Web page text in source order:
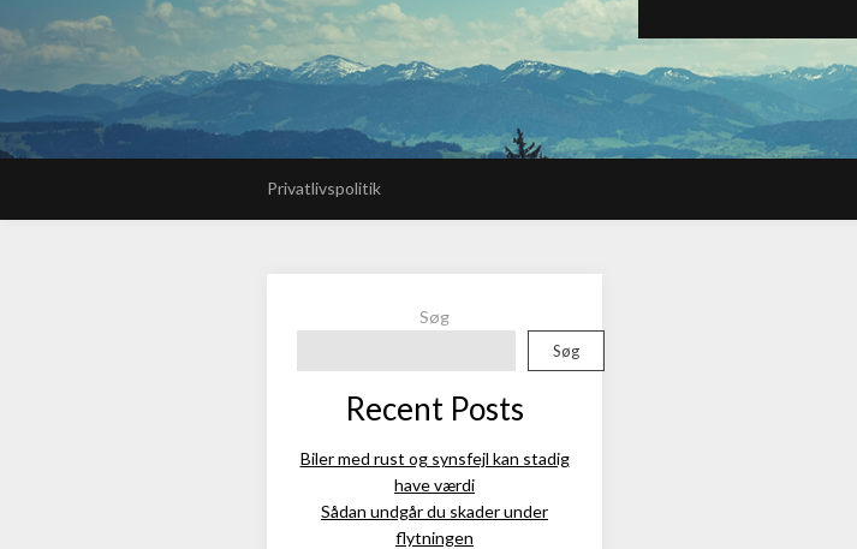
Privatlivspolitik
Søg
Søg
Recent Posts
Biler med rust og synsfejl kan stadig
have værdi
Sådan undgår du skader under
flytningen